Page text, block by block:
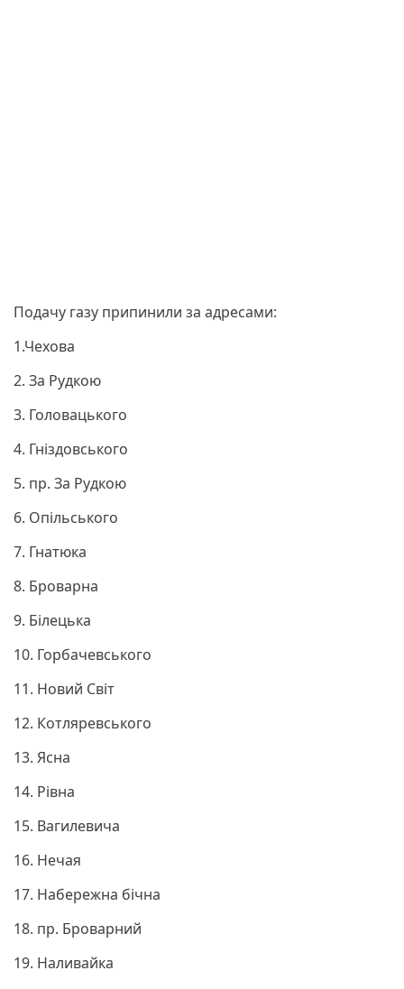
Подачу газу припинили за адресами:
1.Чехова
2. За Рудкою
3. Головацького
4. Гніздовського
5. пр. За Рудкою
6. Опільського
7. Гнатюка
8. Броварна
9. Білецька
10. Горбачевського
11. Новий Світ
12. Котляревського
13. Ясна
14. Рівна
15. Вагилевича
16. Нечая
17. Набережна бічна
18. пр. Броварний
19. Наливайка